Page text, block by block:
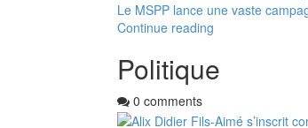
Le MSPP lance une vaste
Continue reading
Politique
0 comments